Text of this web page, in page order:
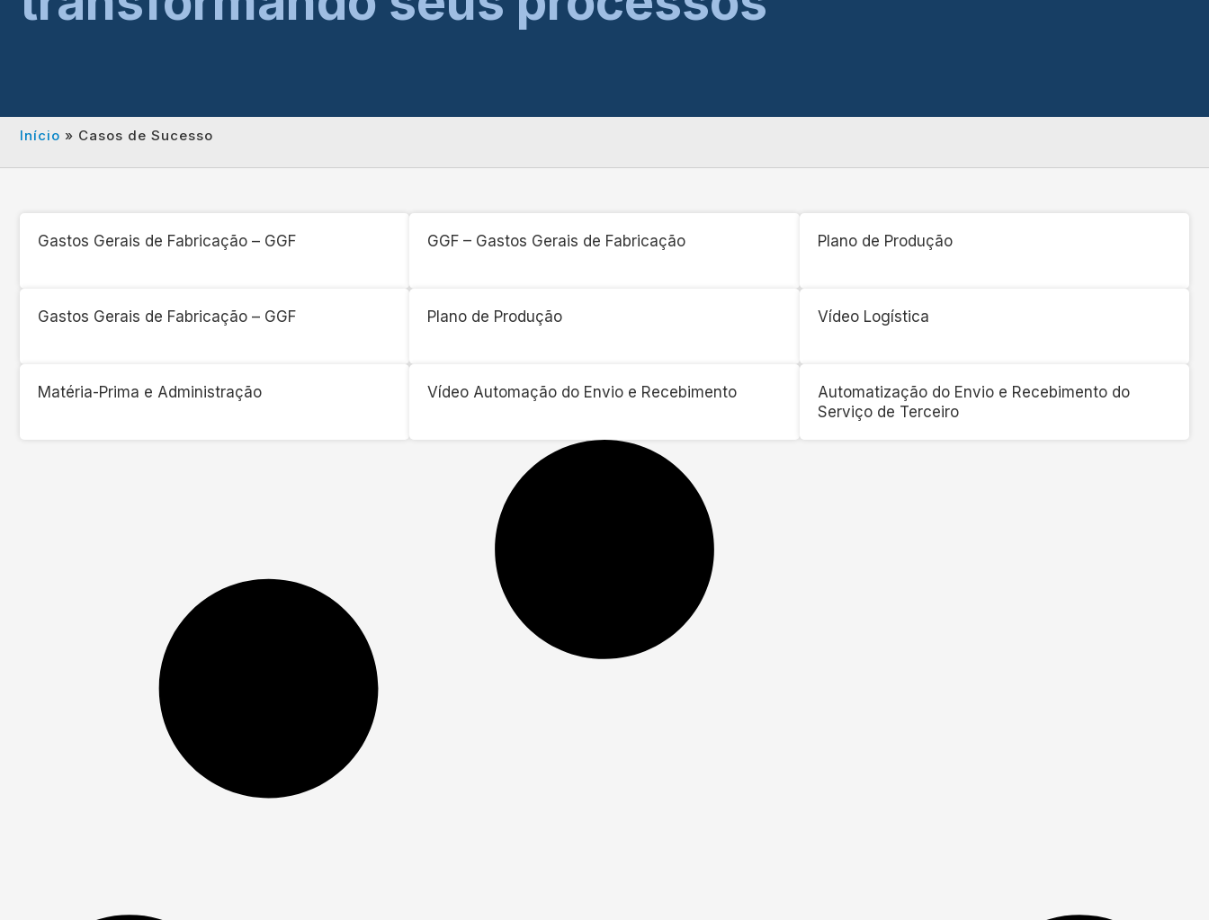
Início » Casos de Sucesso
Gastos Gerais de Fabricação – GGF GGF – Gastos Gerais de Fabricação Plano de Produção
Gastos Gerais de Fabricação – GGF Plano de Produção Vídeo Logística
Matéria-Prima e Administração Vídeo Automação do Envio e Recebimento
Automatização do Envio e Recebimento do
Serviço de Terceiro